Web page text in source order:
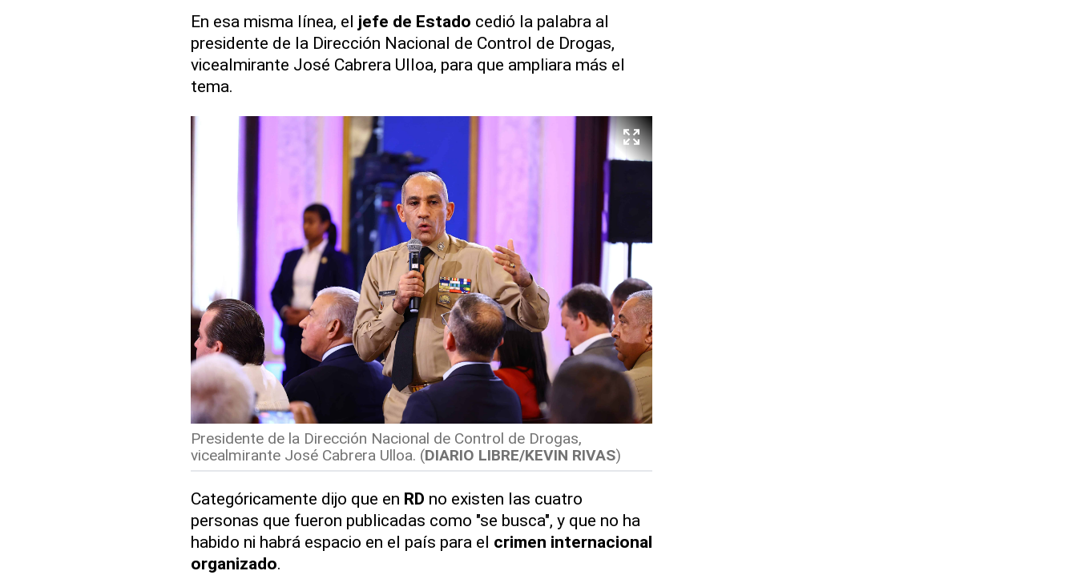
En esa misma línea, el jefe de Estado cedió la palabra al
presidente de la Dirección Nacional de Control de Drogas,
vicealmirante José Cabrera Ulloa, para que ampliara más el
tema.
Presidente de la Dirección Nacional de Control de Drogas,
vicealmirante José Cabrera Ulloa. (DIARIO LIBRE/KEVIN RIVAS)
Categóricamente dijo que en RD no existen las cuatro
personas que fueron publicadas como "se busca", y que no ha
habido ni habrá espacio en el país para el crimen internacional
organizado.